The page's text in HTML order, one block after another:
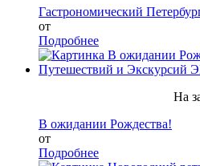
Гастрономический
от
Подробнее
На
В ожидании Рождества!
от
Подробнее